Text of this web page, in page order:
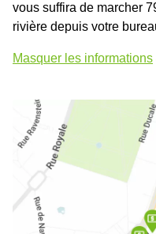
vous suffira de marcher
rivière depuis votre
Masquer les informations